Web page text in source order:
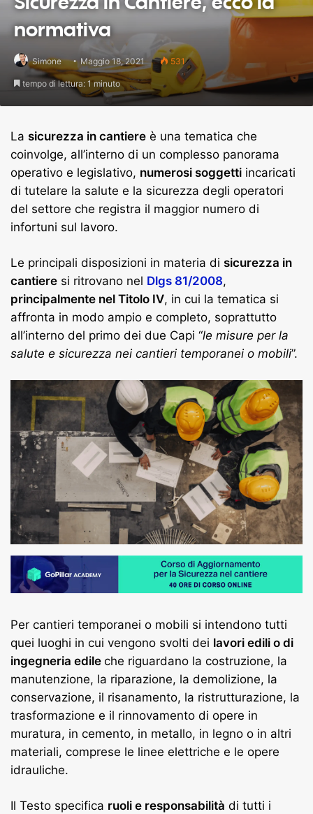
normativa
Simone Maggio 18, 2021 531
tempo di lettura: 1 minuto
La sicurezza in cantiere è una tematica che
coinvolge, all’interno di un complesso panorama
operativo e legislativo, numerosi soggetti incaricati
di tutelare la salute e la sicurezza degli operatori
del settore che registra il maggior numero di
infortuni sul lavoro.
Le principali disposizioni in materia di sicurezza in
cantiere si ritrovano nel Dlgs 81/2008,
principalmente nel Titolo IV, in cui la tematica si
affronta in modo ampio e completo, soprattutto
all’interno del primo dei due Capi “le misure per la
salute e sicurezza nei cantieri temporanei o mobili”.
Per cantieri temporanei o mobili si intendono tutti
quei luoghi in cui vengono svolti dei lavori edili o di
ingegneria edile che riguardano la costruzione, la
manutenzione, la riparazione, la demolizione, la
conservazione, il risanamento, la ristrutturazione, la
trasformazione e il rinnovamento di opere in
muratura, in cemento, in metallo, in legno o in altri
materiali, comprese le linee elettriche e le opere
idrauliche.
Il Testo specifica ruoli e responsabilità di tutti i